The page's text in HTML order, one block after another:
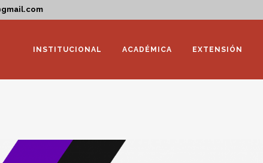
INSTITUCIONAL ACADÉMICA EXTENSIÓN